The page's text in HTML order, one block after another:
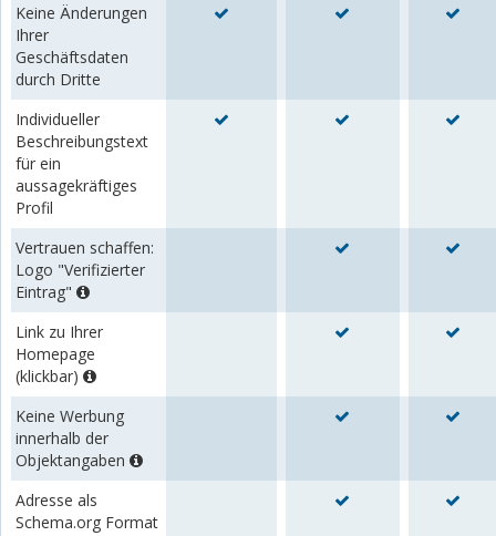
Keine Änderungen
Ihrer
Geschäftsdaten
durch Dritte
Individueller
Beschreibungstext
für ein
aussagekräftiges
Profil
Vertrauen schaffen:
Logo "Verifizierter
Eintrag"
Link zu Ihrer
Homepage
(klickbar)
Keine Werbung
innerhalb der
Objektangaben
Adresse als
Schema.org Format